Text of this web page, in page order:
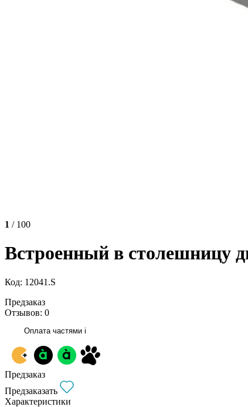
1 / 100
Встроенный в столешницу
Код: 12041.S
Предзаказ
Отзывов: 0
Оплата частями i
Предзаказ
Предзаказать
Характеристики